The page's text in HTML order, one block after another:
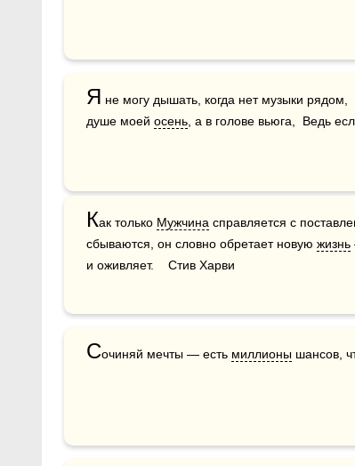
Я не могу дышать, когда нет музыки
душе моей осень , а в голове вьюга,  Ведь
Как только Мужчина справляется с
сбываются, он словно обретает новую жизнь
и оживляет.    Стив Харви
Сочиняй мечты — есть миллионы шансов,